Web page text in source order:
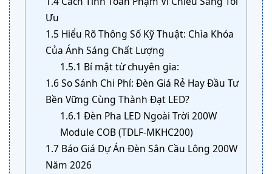
Ưu
1.5 Hiểu Rõ Thông Số Kỹ Thuật: Chìa Khóa
Của Ánh Sáng Chất Lượng
1.5.1 Bí mật từ chuyên gia:
1.6 So Sánh Chi Phí: Đèn Giá Rẻ Hay Đầu Tư
Bền Vững Cùng Thành Đạt LED?
1.6.1 Đèn Pha LED Ngoài Trời 200W
Module COB (TDLF-MKHC200)
1.7 Báo Giá Dự Án Đèn Sân Cầu Lông 200W
Năm 2026